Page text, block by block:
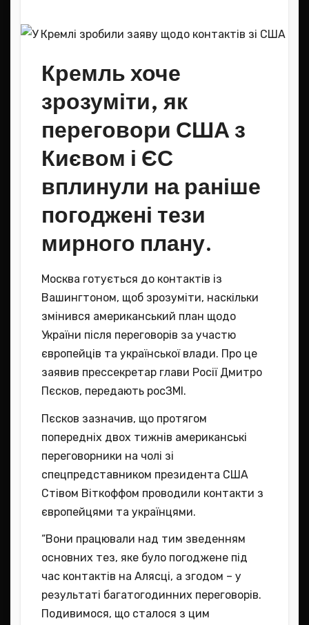
Кремль хоче
зрозуміти, як
переговори США з
Києвом і ЄС
вплинули на раніше
погоджені тези
мирного плану.
Москва готується до контактів із
Вашингтоном, щоб зрозуміти, наскільки
змінився американський план щодо
України після переговорів за участю
європейців та української влади. Про це
заявив прессекретар глави Росії Дмитро
Пєсков, передають росЗМІ.
Пєсков зазначив, що протягом
попередніх двох тижнів американські
переговорники на чолі зі
спецпредставником президента США
Стівом Віткоффом проводили контакти з
європейцями та українцями.
“Вони працювали над тим зведенням
основних тез, яке було погоджене під
час контактів на Алясці, а згодом – у
результаті багатогодинних переговорів.
Подивимося, що сталося з цим